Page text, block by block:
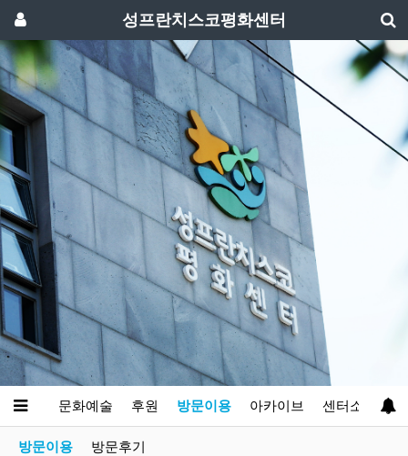
성프란치스코평화센터
영성 문화예술 후원 방문이용 아카이브 센터소개
방문이용 방문후기